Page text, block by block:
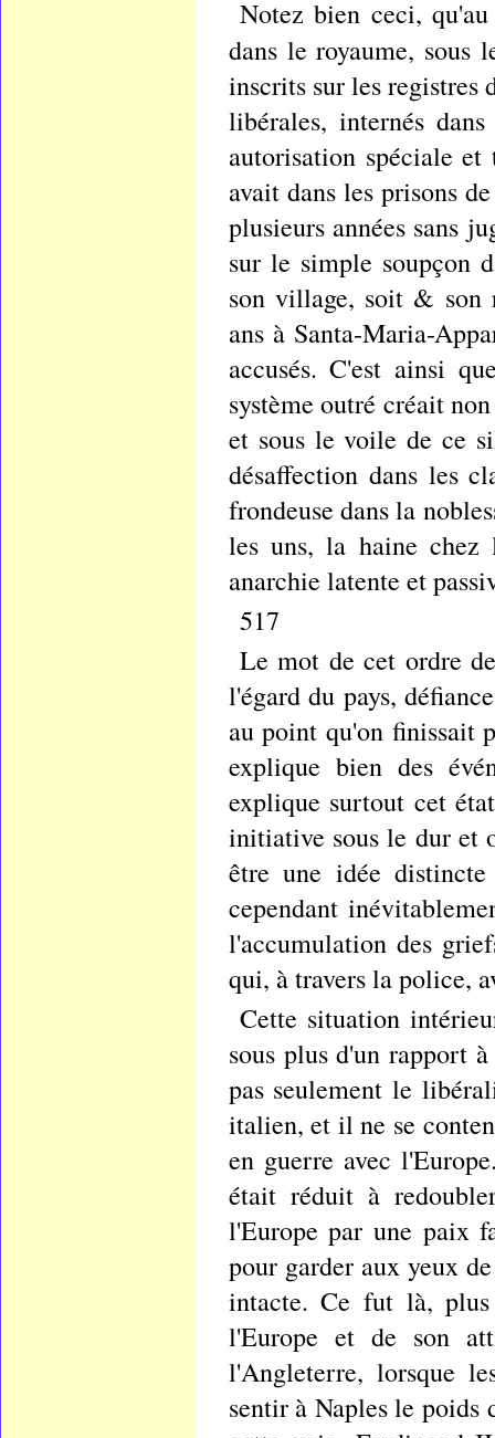
Notez bien ceci,
dans le royaume, sous
inscrits sur les registres
libérales, internés
autorisation spéciale
avait dans les prisons
plusieurs années sans
sur le simple soupçon
son village, soit & son
ans à Santa-Maria-
accusés. C'est ainsi
système outré créait
et sous le voile de ce
désaffection dans les
frondeuse dans la
les uns, la haine chez
anarchie latente et
517
Le mot de cet ordre
l'égard du pays,
au point qu'on finissait
explique bien des
explique surtout cet
initiative sous le dur et
être une idée
cependant
l'accumulation des
qui, à travers la police,
Cette situation
sous plus d'un rapport
pas seulement le
italien, et il ne se
en guerre avec
était réduit à
l'Europe par une paix
pour garder aux yeux
intacte. Ce fut là,
l'Europe et de son
l'Angleterre, lorsque
sentir à Naples le poids